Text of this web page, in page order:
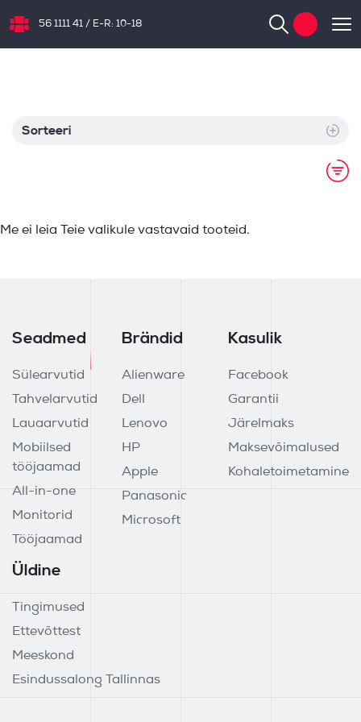
NB.ee
56 1111 41 / E-R: 10-18
Sorteeri
Me ei leia Teie valikule vastavaid tooteid.
Seadmed
Sülearvutid
Tahvelarvutid
Lauaarvutid
Mobiilsed
tööjaamad
All-in-one
Monitorid
Tööjaamad
Brändid
Alienware
Dell
Lenovo
HP
Apple
Panasonic
Microsoft
Kasulik
Facebook
Garantii
Järelmaks
Maksevõimalused
Kohaletoimetamine
Üldine
Tingimused
Ettevõttest
Meeskond
Esindussalong Tallinnas